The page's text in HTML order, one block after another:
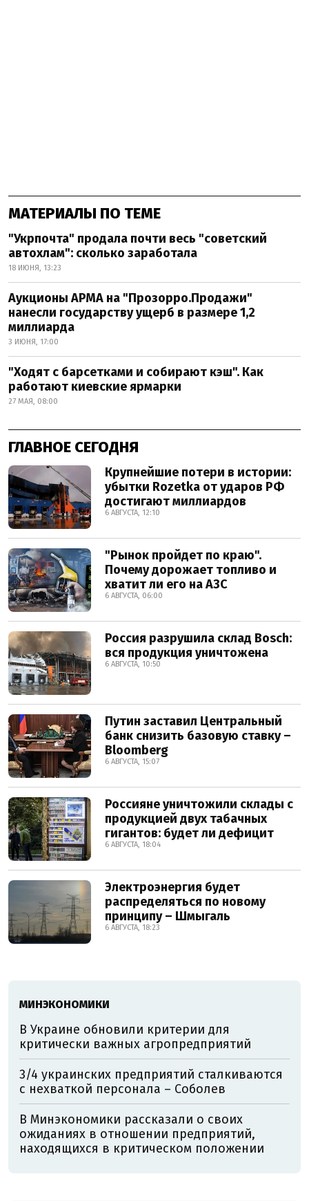
МАТЕРИАЛЫ ПО ТЕМЕ
"Укрпочта" продала почти весь "советский
автохлам": сколько заработала
18 ИЮНЯ, 13:23
Аукционы АРМА на "Прозорро.Продажи"
нанесли государству ущерб в размере 1,2
миллиарда
3 ИЮНЯ, 17:00
"Ходят с барсетками и собирают кэш". Как
работают киевские ярмарки
27 МАЯ, 08:00
ГЛАВНОЕ СЕГОДНЯ
Крупнейшие потери в истории:
убытки Rozetka от ударов РФ
достигают миллиардов
6 АВГУСТА, 12:10
"Рынок пройдет по краю".
Почему дорожает топливо и
хватит ли его на АЗС
6 АВГУСТА, 06:00
Россия разрушила склад Bosch:
вся продукция уничтожена
6 АВГУСТА, 10:50
Путин заставил Центральный
банк снизить базовую ставку –
Bloomberg
6 АВГУСТА, 15:07
Россияне уничтожили склады с
продукцией двух табачных
гигантов: будет ли дефицит
6 АВГУСТА, 18:04
Электроэнергия будет
распределяться по новому
принципу – Шмыгаль
6 АВГУСТА, 18:23
МИНЭКОНОМИКИ
В Украине обновили критерии для
критически важных агропредприятий
3/4 украинских предприятий сталкиваются
с нехваткой персонала – Соболев
В Минэкономики рассказали о своих
ожиданиях в отношении предприятий,
находящихся в критическом положении